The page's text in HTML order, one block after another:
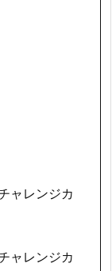
ャレンジカ
ャレンジカ